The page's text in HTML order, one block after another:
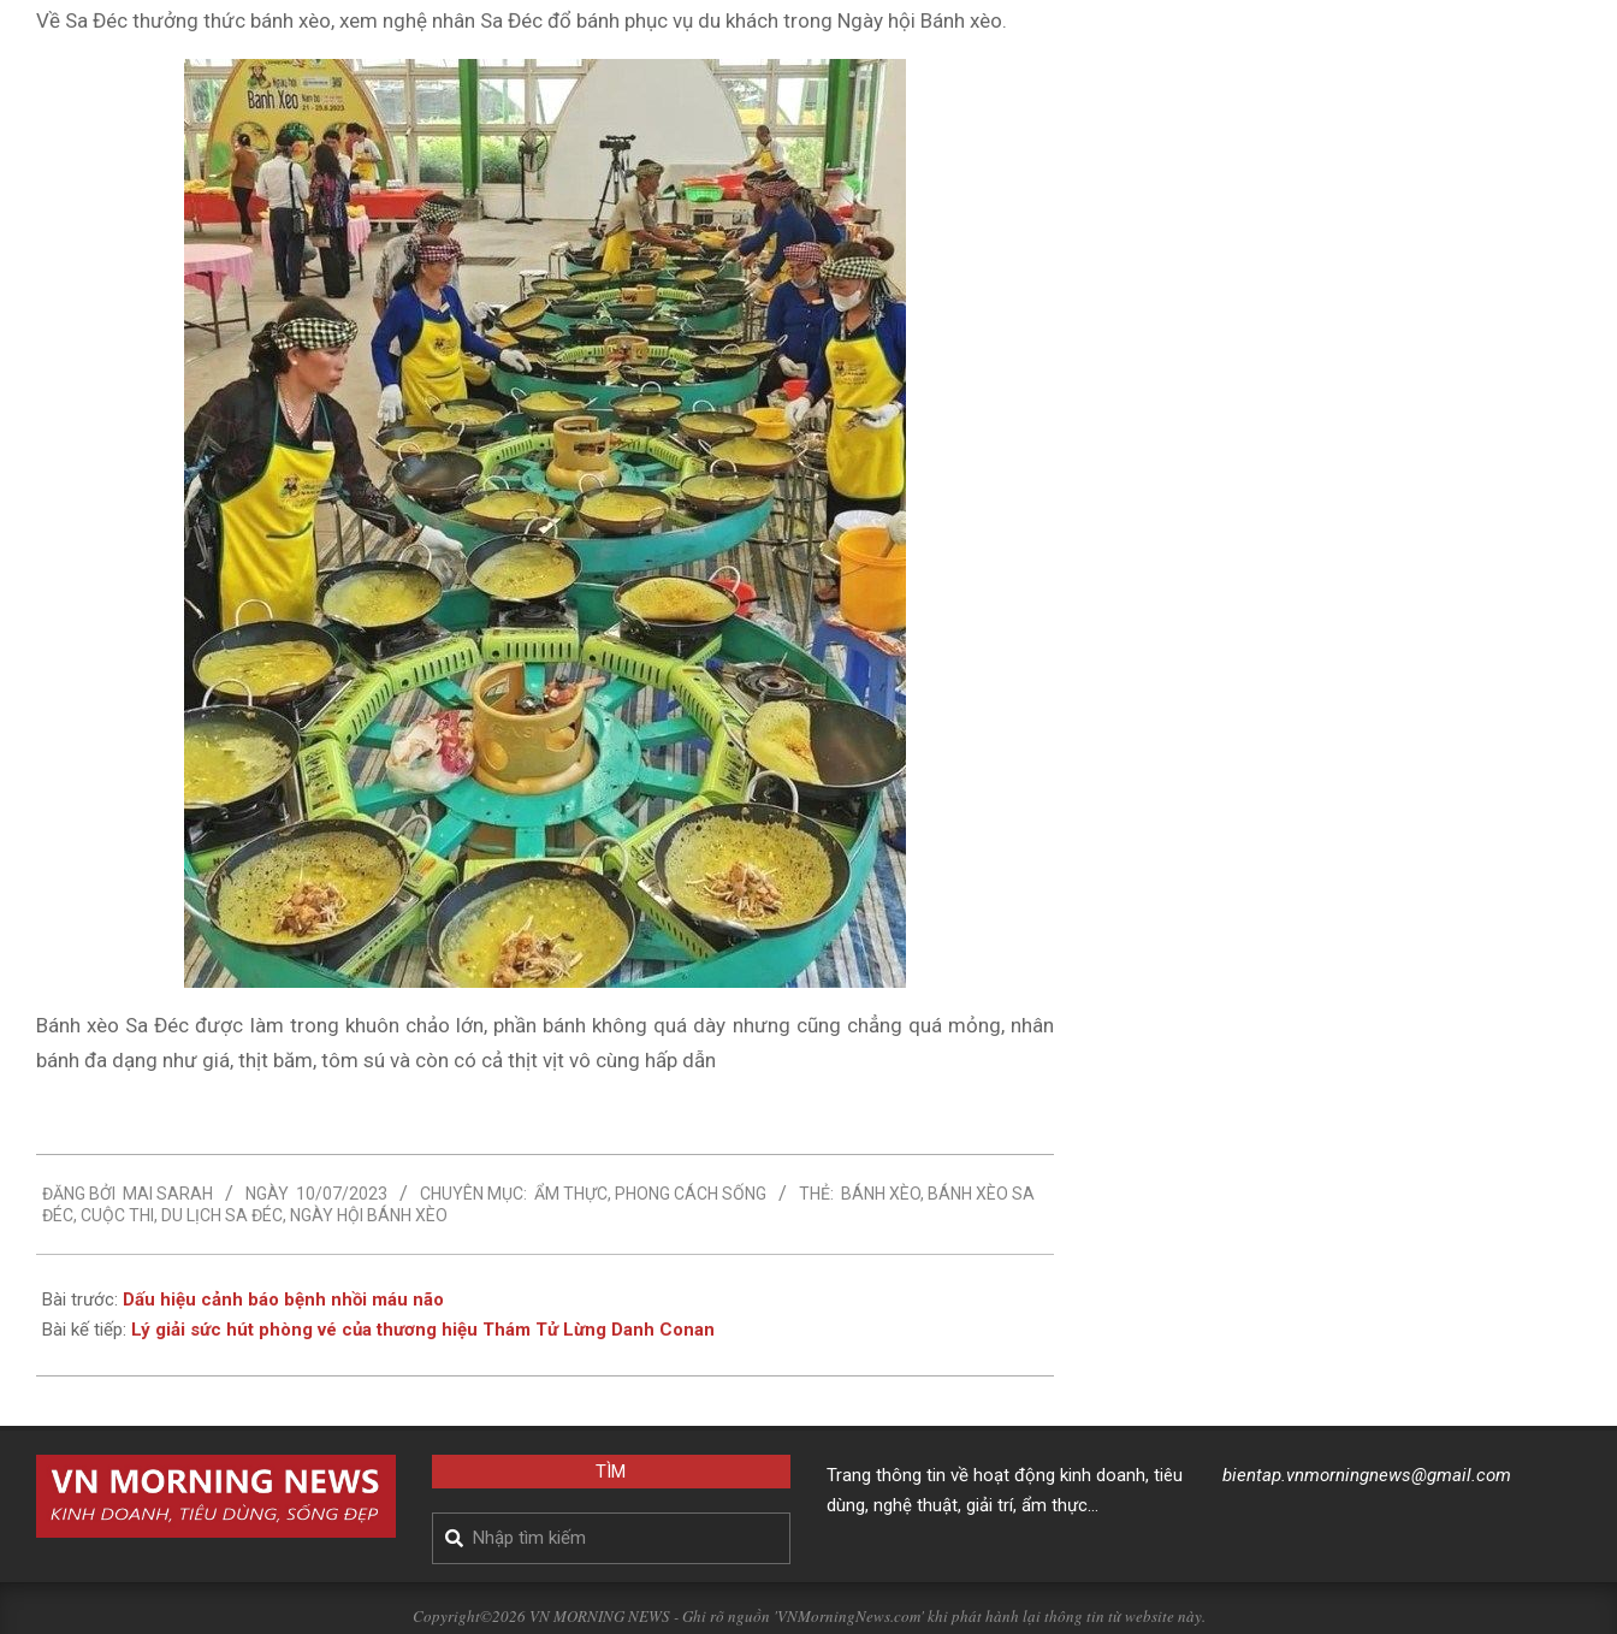
Về Sa Đéc thưởng thức bánh xèo, xem nghệ nhân Sa Đéc đổ bánh phục vụ du khách trong Ngày hội Bánh xèo.
Bánh xèo Sa Đéc được làm trong khuôn chảo lớn, phần bánh không quá dày nhưng cũng chẳng quá mỏng, nhân
bánh đa dạng như giá, thịt băm, tôm sú và còn có cả thịt vịt vô cùng hấp dẫn
07-
10
ĐĂNG BỞI MAI SARAH NGÀY 10/07/2023 CHUYÊN MỤC: ẨM THỰC, PHONG CÁCH SỐNG THẺ: BÁNH XÈO, BÁNH XÈO SA
ĐÉC, CUỘC THI , DU LỊCH SA ĐÉC, NGÀY HỘI BÁNH XÈO
Bài trước: Dấu hiệu cảnh báo bệnh nhồi máu não
Bài kế tiếp: Lý giải sức hút phòng vé của thương hiệu Thám Tử Lừng Danh Conan
TÌM
Search
Trang thông tin về hoạt động kinh doanh, tiêu
dùng, nghệ thuật, giải trí, ẩm thực…
bientap.vnmorningnews@gmail.com
Copyright©2026 VN MORNING NEWS - Ghi rõ nguồn 'VNMorningNews.com' khi phát hành lại thông tin từ website này.